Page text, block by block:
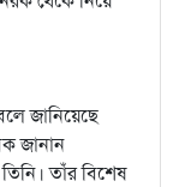
জানিয়েছে
জানান
তাঁর বিশেষ